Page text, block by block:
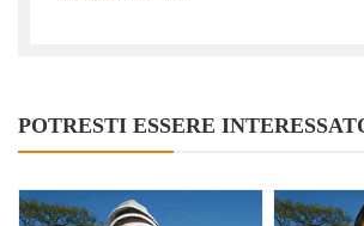
POTRESTI ESSERE